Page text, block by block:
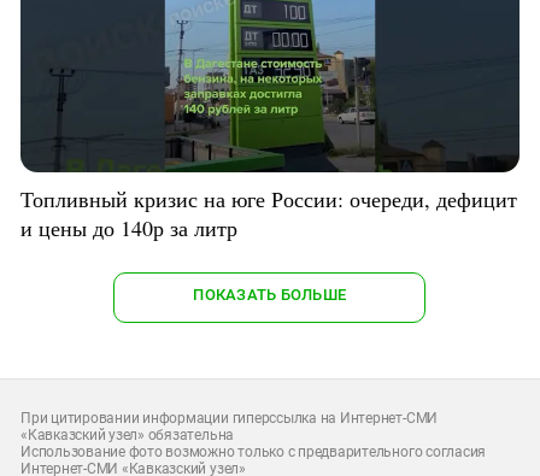
Топливный кризис на юге России: очереди, дефицит
и цены до 140р за литр
ПОКАЗАТЬ БОЛЬШЕ
При цитировании информации гиперссылка на Интернет-СМИ
«Кавказский узел» обязательна
Использование фото возможно только с предварительного согласия
Интернет-СМИ «Кавказский узел»